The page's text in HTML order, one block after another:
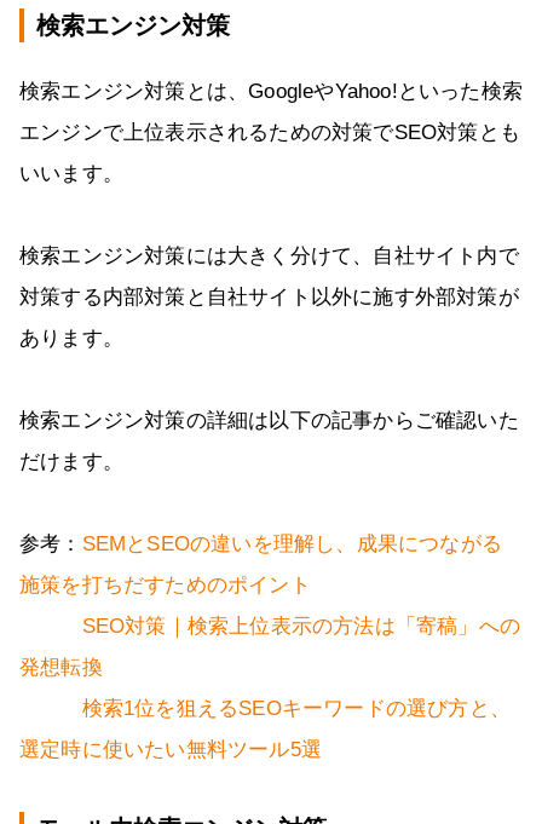
検索エンジン対策
検索エンジン対策とは、GoogleやYahoo!といった検索
エンジンで上位表示されるための対策でSEO対策とも
いいます。
検索エンジン対策には大きく分けて、自社サイト内で
対策する内部対策と自社サイト以外に施す外部対策が
あります。
検索エンジン対策の詳細は以下の記事からご確認いた
だけます。
参考： SEMとSEOの違いを理解し、成果につながる
施策を打ちだすためのポイント
SEO対策｜検索上位表示の方法は「寄稿」への
発想転換
検索1位を狙えるSEOキーワードの選び方と、
選定時に使いたい無料ツール5選